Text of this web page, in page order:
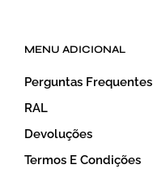
MENU ADICIONAL
Perguntas Frequentes
RAL
Devoluções
Termos E Condições